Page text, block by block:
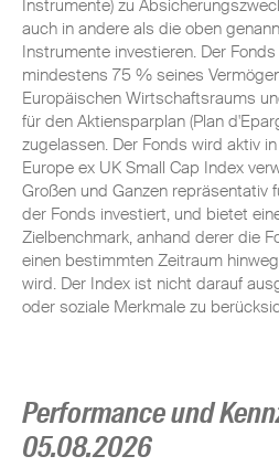
Instrumente) zu
auch in andere als die oben
Instrumente investieren. Der
mindestens 75 % seines
Europäischen Wirtschaftsraums
für den Aktiensparplan (Plan
zugelassen. Der Fonds wird aktiv
Europe ex UK Small Cap Index
Großen und Ganzen repräsentativ
der Fonds investiert, und bietet
Zielbenchmark, anhand derer die
einen bestimmten Zeitraum
wird. Der Index ist nicht darauf
oder soziale Merkmale zu
Performance und
05.08.2026